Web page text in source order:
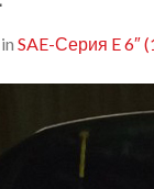
SAE-Серия E 6″